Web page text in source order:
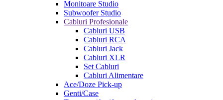
Monitoare Studio
Subwoofer Studio
Cabluri Profesionale
Cabluri USB
Cabluri RCA
Cabluri Jack
Cabluri XLR
Set Cabluri
Cabluri Alimentare
Ace/Doze Pick-up
Genti/Case